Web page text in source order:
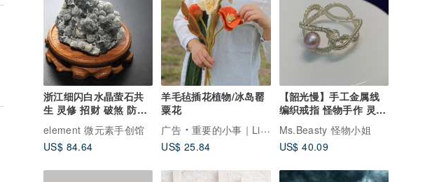
浙江细闪白水晶萤石共
生 灵修 招财 破煞 防小
element 微元素手创馆
US$ 84.64
羊毛毡插花植物/冰岛罂
粟花
广告
重要的小事｜Little Matter
US$ 25.84
【韶光慢】手工金属线
编织戒指 怪物手作 灵性
怪物小姐 紫色珍珠
Ms.Beasty 怪物小姐
US$ 40.09